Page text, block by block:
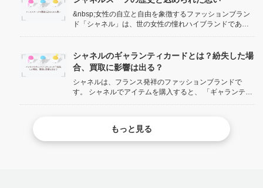
&nbsp;女性の自立と自由を象徴するファッションブラン
ド「シャネル」は、世の女性の憧れハイブランドであ
グや財布をイメージしますが、シャネルは根強い人気ア
イテムとして スーツ があります...
シャネルのギャランティカードとは？紛失した場
合、買取に影響は出る？
シャネルは、フランス発祥のファッションブランドで
す。 シャネルでアイテムを購入すると、 「ギャランティ
そこで今回は、シャネル...
もっと見る